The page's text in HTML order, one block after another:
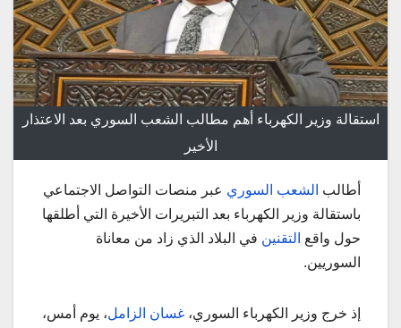
استقالة وزير الكهرباء أهم مطالب الشعب السوري بعد الاعتذار
الأخير
أطالب الشعب السوري عبر منصات التواصل الاجتماعي
باستقالة وزير الكهرباء بعد التبريرات الأخيرة التي أطلقها
حول واقع التقنين في البلاد الذي زاد من معاناة
السوريين.
إذ خرج وزير الكهرباء السوري، غسان الزامل، يوم أمس،